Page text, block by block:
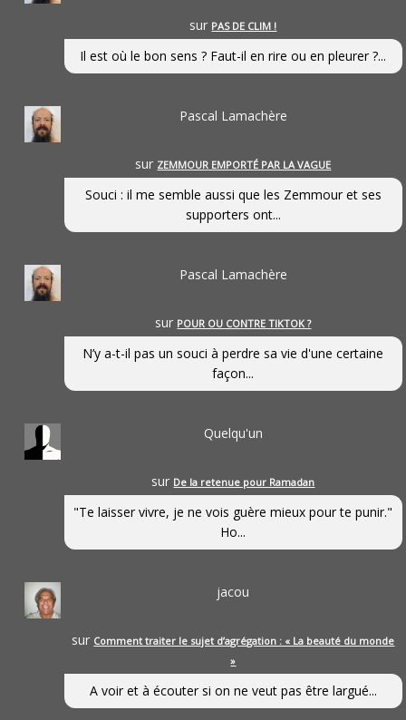
sur PAS DE CLIM !
Il est où le bon sens ? Faut-il en rire ou en pleurer ?...
Pascal Lamachère
sur ZEMMOUR EMPORTÉ PAR LA VAGUE
Souci : il me semble aussi que les Zemmour et ses
supporters ont...
Pascal Lamachère
sur POUR OU CONTRE TIKTOK ?
N’y a-t-il pas un souci à perdre sa vie d'une certaine
façon...
Quelqu'un
sur De la retenue pour Ramadan
"Te laisser vivre, je ne vois guère mieux pour te punir."
Ho...
jacou
sur Comment traiter le sujet d’agrégation : « La beauté du monde
»
A voir et à écouter si on ne veut pas être largué...